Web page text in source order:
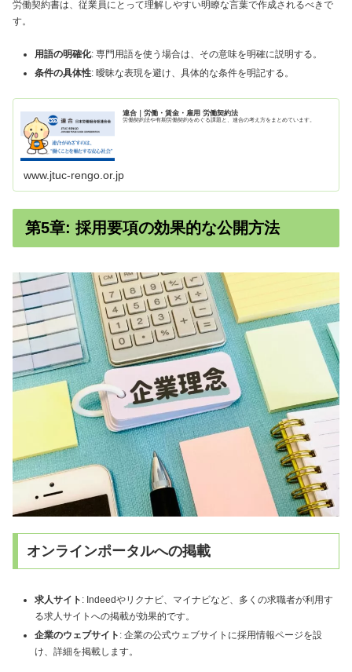
労働契約書は、従業員にとって理解しやすい明瞭な言葉で作成されるべきで
す。
用語の明確化: 専門用語を使う場合は、その意味を明確に説明する。
条件の具体性: 曖昧な表現を避け、具体的な条件を明記する。
連合｜労働・賃金・雇用 労働契約法
労働契約法や有期労働契約をめぐる課題と、連合の考え方をまとめています。
www.jtuc-rengo.or.jp
第5章: 採用要項の効果的な公開方法
オンラインポータルへの掲載
求人サイト : Indeedやリクナビ、マイナビなど、多くの求職者が利用す
る求人サイトへの掲載が効果的です。
企業のウェブサイト : 企業の公式ウェブサイトに採用情報ページを設
け、詳細を掲載します。